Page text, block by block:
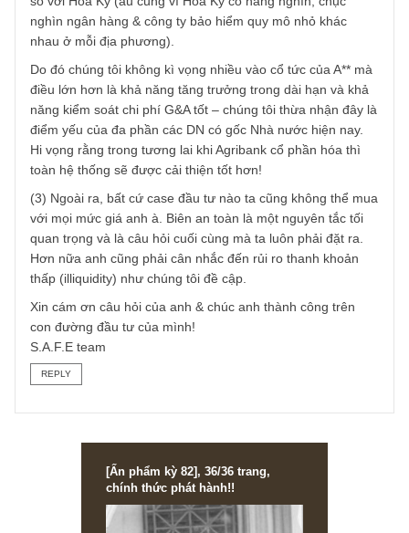
(2) Dù nhiều người đầu tư vào ngành tài chính ở Việt Nam
rất lạ lại kỳ vọng vào cổ tức (dividend) nhưng như chúng
đã nhấn mạnh nhiều lần anh à: ngành tài chính như ngân
hàng & bảo hiểm rất cần sự đảm bảo về an toàn vốn do
thù của chúng luôn luôn phải dùng đòn bẩy (leverage) rất
lớn trên vốn chủ sở hữu để đạt hiệu quả quy mô. Nếu một
quyết định sai lầm đủ to có thể làm suy giảm gần như
bộ VCSH, do đó luật quy định các công ty nầy chỉ được
so với Hoa Kỳ (âu cũng vì Hoa Kỳ có hàng nghìn, chục
nghìn ngân hàng & công ty bảo hiểm quy mô nhỏ khác
nhau ở mỗi địa phương).
Do đó chúng tôi không kì vọng nhiều vào cổ tức của A**
điều lớn hơn là khả năng tăng trưởng trong dài hạn và
năng kiểm soát chi phí G&A tốt – chúng tôi thừa nhận đây
điểm yếu của đa phần các DN có gốc Nhà nước hiện nay.
Hi vọng rằng trong tương lai khi Agribank cổ phần hóa thì
quan trọng và là câu hỏi cuối cùng mà ta luôn phải đặt ra.
Hơn nữa anh cũng phải cân nhắc đến rủi ro thanh khoản
thấp (illiquidity) như chúng tôi đề cập.